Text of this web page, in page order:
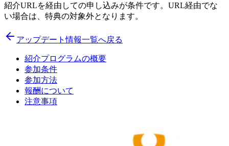
紹介URLを経由しての申し込みが条件です。URL経由でな
い場合は、特典の対象外となります。
アップデート情報一覧へ戻る
紹介プログラムの概要
参加条件
参加方法
報酬について
注意事項